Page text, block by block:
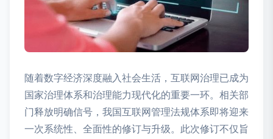
随着数字经济深度融入社会生活，互联网治理已成为
国家治理体系和治理能力现代化的重要一环。相关部
门释放明确信号，我国互联网管理法规体系即将迎来
一次系统性、全面性的修订与升级。此次修订不仅旨